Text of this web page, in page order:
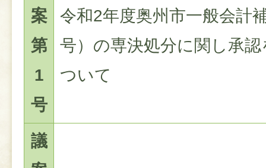
案
第
1
号
令和2年度奥州市一般会計
号）の専決処分に関し承
ついて
議